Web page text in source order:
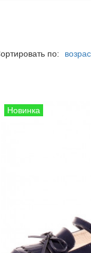
по: